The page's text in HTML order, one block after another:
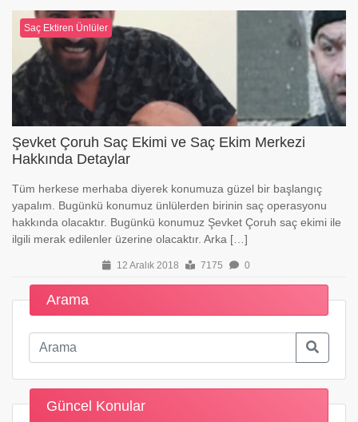
Saç Ektiren Ünlüler
Şevket Çoruh Saç Ekimi ve Saç Ekim Merkezi
Hakkında Detaylar
Tüm herkese merhaba diyerek konumuza güzel bir başlangıç
yapalım. Bugünkü konumuz ünlülerden birinin saç operasyonu
hakkında olacaktır. Bugünkü konumuz Şevket Çoruh saç ekimi ile
ilgili merak edilenler üzerine olacaktır. Arka […]
12 Aralık 2018 7175 0
Arama
Güncel Konular